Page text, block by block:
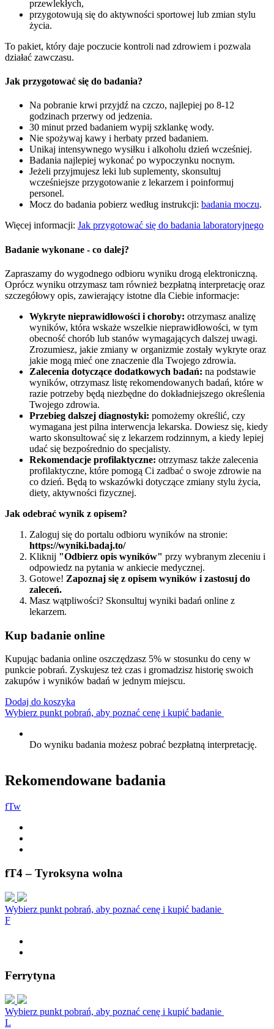
przewlekłych,
przygotowują się do aktywności sportowej lub zmian stylu
życia.
To pakiet, który daje poczucie kontroli nad zdrowiem i pozwala
działać zawczasu.
Jak przygotować się do badania?
Na pobranie krwi przyjdź na czczo, najlepiej po 8-12
godzinach przerwy od jedzenia.
30 minut przed badaniem wypij szklankę wody.
Nie spożywaj kawy i herbaty przed badaniem.
Unikaj intensywnego wysiłku i alkoholu dzień wcześniej.
Badania najlepiej wykonać po wypoczynku nocnym.
Jeżeli przyjmujesz leki lub suplementy, skonsultuj
wcześniejsze przygotowanie z lekarzem i poinformuj
personel.
Mocz do badania pobierz według instrukcji: badania moczu.
Więcej informacji: Jak przygotować się do badania laboratoryjnego
Badanie wykonane - co dalej?
Zapraszamy do wygodnego odbioru wyniku drogą elektroniczną.
Oprócz wyniku otrzymasz tam również bezpłatną interpretację oraz
szczegółowy opis, zawierający istotne dla Ciebie informacje:
Wykryte nieprawidłowości i choroby: otrzymasz analizę
wyników, która wskaże wszelkie nieprawidłowości, w tym
obecność chorób lub stanów wymagających dalszej uwagi.
Zrozumiesz, jakie zmiany w organizmie zostały wykryte oraz
jakie mogą mieć one znaczenie dla Twojego zdrowia.
Zalecenia dotyczące dodatkowych badań: na podstawie
wyników, otrzymasz listę rekomendowanych badań, które w
razie potrzeby będą niezbędne do dokładniejszego określenia
Twojego zdrowia.
Przebieg dalszej diagnostyki: pomożemy określić, czy
wymagana jest pilna interwencja lekarska. Dowiesz się, kiedy
warto skonsultować się z lekarzem rodzinnym, a kiedy lepiej
udać się bezpośrednio do specjalisty.
Rekomendacje profilaktyczne: otrzymasz także zalecenia
profilaktyczne, które pomogą Ci zadbać o swoje zdrowie na
co dzień. Będą to wskazówki dotyczące zmiany stylu życia,
diety, aktywności fizycznej.
Jak odebrać wynik z opisem?
Zaloguj się do portalu odbioru wyników na stronie:
https://wyniki.badaj.to/
Kliknij "Odbierz opis wyników" przy wybranym zleceniu i
odpowiedz na pytania w ankiecie medycznej.
Gotowe! Zapoznaj się z opisem wyników i zastosuj do
zaleceń.
Masz wątpliwości? Skonsultuj wyniki badań online z
lekarzem.
Kup badanie online
Kupując badania online oszczędzasz 5% w stosunku do ceny w
punkcie pobrań. Zyskujesz też czas i gromadzisz historię swoich
zakupów i wyników badań w jednym miejscu.
Dodaj do koszyka
Wybierz punkt pobrań, aby poznać cenę i kupić badanie
Do wyniku badania możesz pobrać bezpłatną interpretację.
Rekomendowane badania
fTw
fT4 – Tyroksyna wolna
Wybierz punkt pobrań, aby poznać cenę i kupić badanie
F
Ferrytyna
Wybierz punkt pobrań, aby poznać cenę i kupić badanie
L